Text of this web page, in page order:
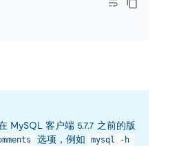
MySQL 客户端 5.7.7 之前的版
选项，例如
mysql -h